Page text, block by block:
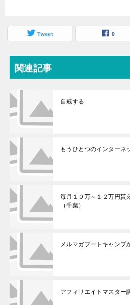
Tweet 0
関連記事
自戒する
もうひとつのインターネ
毎月１０万～１２万円貰
（千葉）
メルマガブートキャン
アフィリエイトマスター